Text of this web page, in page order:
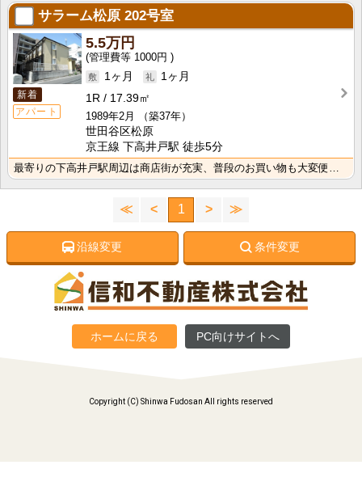
サラーム松原 202号室
新着
アパート
5.5万円
1000円
1ヶ月
1ヶ月
1R
17.39㎡
1989年2月
（築37年）
世田谷区松原
京王線 下高井戸駅 徒歩5分
最寄りの下高井戸駅周辺は商店街が充実、普段のお買い物も大変便利です！キッチンはお料理好きに嬉しい2口･･･
≪ < 1 > ≫
沿線変更 条件変更
ホームに戻る PC向けサイトへ
Copyright (C) Shinwa Fudosan All rights reserved